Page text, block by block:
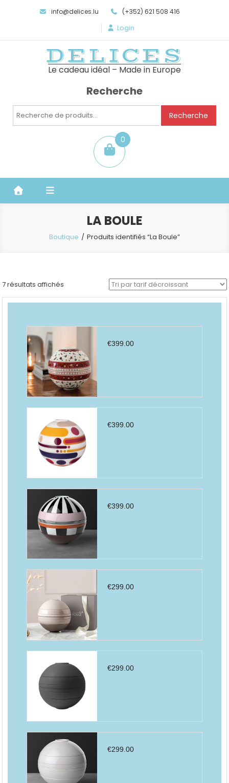
info@delices.lu (+352) 621 508 416
Login
DELICES
Le cadeau idéal – Made in Europe
Recherche
Recherche
Recherche
0
item
LA BOULE
Boutique Produits identifiés “La Boule”
7 résultats affichés
par
€399.00
€399.00
€399.00
€299.00
€299.00
€299.00